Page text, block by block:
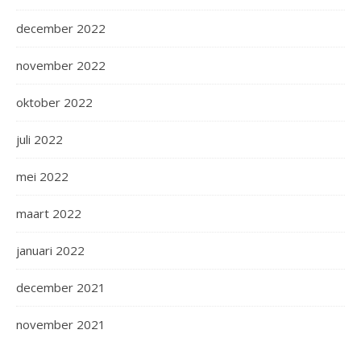
december 2022
november 2022
oktober 2022
juli 2022
mei 2022
maart 2022
januari 2022
december 2021
november 2021